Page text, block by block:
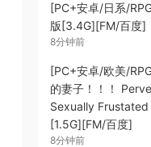
[PC+安卓/日系/
版[3.4G][FM/百度]
8分钟前
[PC+安卓/欧美/
的妻子！！！
Sexually
[1.5G][FM/百度]
8分钟前